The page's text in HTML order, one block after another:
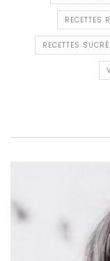
RECETTES
RECETTES